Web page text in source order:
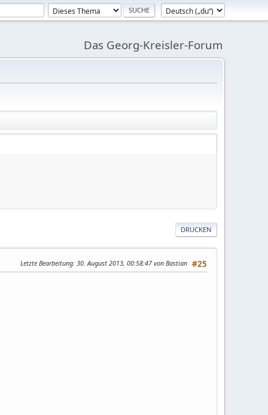
Das Georg-Kreisler-Forum
DRUCKEN
#25
Letzte Bearbeitung: 30. August 2013, 00:58:47 von Bastian